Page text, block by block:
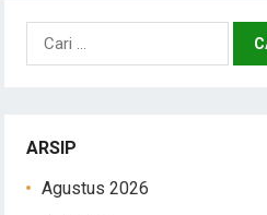
Cari
untuk:
ARSIP
Agustus 2026